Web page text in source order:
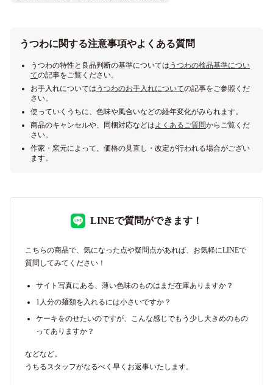
うつわに関する注意事項やよくある質問
うつわの特性と良品判断の基準については うつわの検品基準につい
ての記事をご覧ください。
お手入れについては うつわのお手入れについての記事をご参照くだ
さい。
使っていくうちに、色味や風合いなどの経年変化がみられます。
商品のキャンセルや、同梱対応などはよくあるご質問からご覧くだ
さい。
作家・窯元によって、価格の見直し・改定が行われる場合がござい
ます。
LINEで質問ができます！
こちらの商品で、気になった点や疑問点があれば、お気軽にLINEで
質問してみてください！
サイト写真にある、薄い色味のものはまだ在庫ありますか？
1人分の麺類を入れるには小さいですか？
ケーキをのせたいのですが、こんな感じでもう少し大きめのもの
ってありますか？
などなど。
うちるスタッフがなるべく早くお返事いたします。